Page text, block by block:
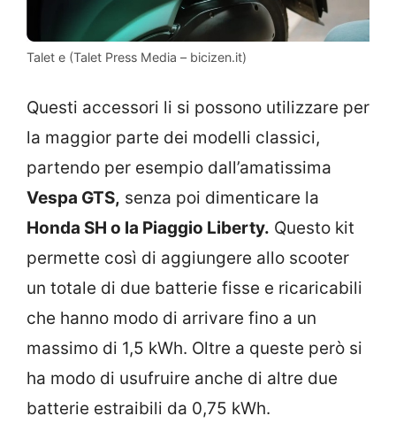
Talet e (Talet Press Media – bicizen.it)
Questi accessori li si possono utilizzare per
la maggior parte dei modelli classici,
partendo per esempio dall’amatissima
Vespa GTS, senza poi dimenticare la
Honda SH o la Piaggio Liberty. Questo kit
permette così di aggiungere allo scooter
un totale di due batterie fisse e ricaricabili
che hanno modo di arrivare fino a un
massimo di 1,5 kWh. Oltre a queste però si
ha modo di usufruire anche di altre due
batterie estraibili da 0,75 kWh.